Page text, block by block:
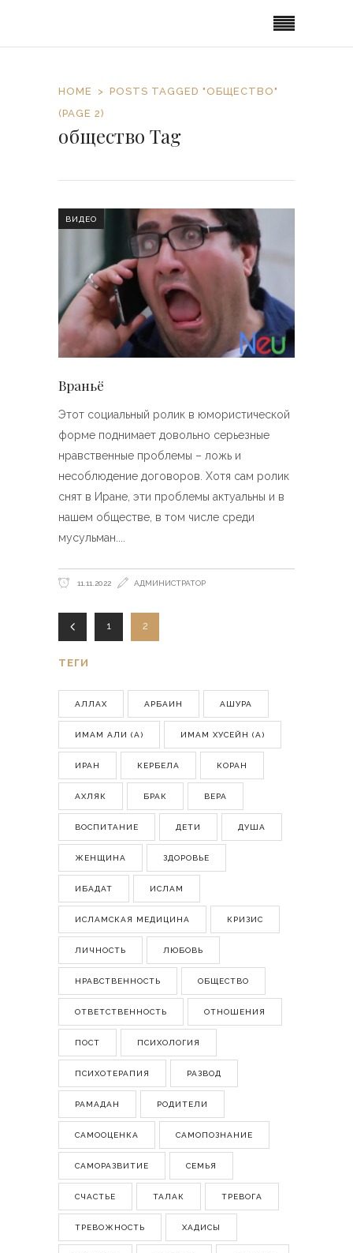
HOME
POSTS TAGGED "ОБЩЕСТВО"
(PAGE 2)
общество Tag
ВИДЕО
Враньё
Этот социальный ролик в юмористической
форме поднимает довольно серьезные
нравственные проблемы – ложь и
несоблюдение договоров. Хотя сам ролик
снят в Иране, эти проблемы актуальны и в
нашем обществе, в том числе среди
мусульман.
11.11.2022 АДМИНИСТРАТОР
1 2
ТЕГИ
АЛЛАХ АРБАИН АШУРА
ИМАМ АЛИ (А) ИМАМ ХУСЕЙН (А)
ИРАН КЕРБЕЛА КОРАН
АХЛЯК БРАК ВЕРА
ВОСПИТАНИЕ ДЕТИ ДУША
ЖЕНЩИНА ЗДОРОВЬЕ
ИБАДАТ ИСЛАМ
ИСЛАМСКАЯ МЕДИЦИНА КРИЗИС
ЛИЧНОСТЬ ЛЮБОВЬ
НРАВСТВЕННОСТЬ ОБЩЕСТВО
ОТВЕТСТВЕННОСТЬ ОТНОШЕНИЯ
ПОСТ ПСИХОЛОГИЯ
ПСИХОТЕРАПИЯ РАЗВОД
РАМАДАН РОДИТЕЛИ
САМООЦЕНКА САМОПОЗНАНИЕ
САМОРАЗВИТИЕ СЕМЬЯ
СЧАСТЬЕ ТАЛАК ТРЕВОГА
ТРЕВОЖНОСТЬ ХАДИСЫ